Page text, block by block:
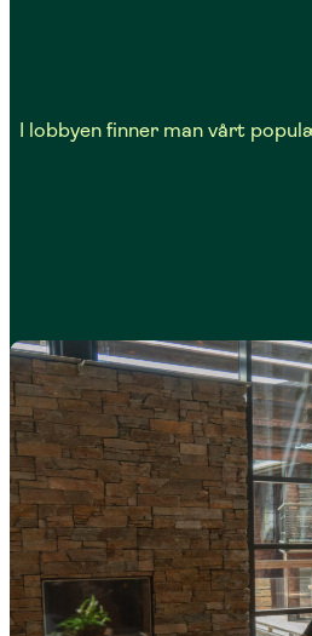
I lobbyen finner man vårt